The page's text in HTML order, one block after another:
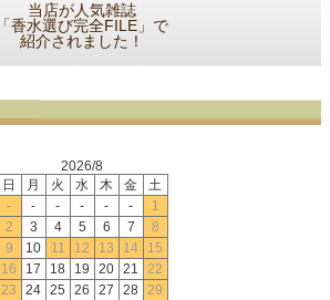
当店が人気雑誌
「香水選び完全FILE」で
紹介されました！
2026/8
日
月 火 水 木 金
土
-
- - - - -
1
2
3 4 5 6 7
8
9
10 11 12 13 14
15
16
17 18 19 20 21
22
23
24 25 26 27 28 29